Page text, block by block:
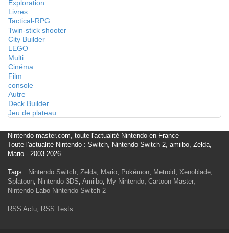
Exploration
Livres
Tactical-RPG
Twin-stick shooter
City Builder
LEGO
Multi
Cinéma
Film
console
Autre
Deck Builder
Jeu de plateau
Nintendo-master.com, toute l'actualité Nintendo en France
Toute l'actualité Nintendo : Switch, Nintendo Switch 2, amiibo, Zelda,
Mario - 2003-2026
Tags : Nintendo Switch, Zelda, Mario, Pokémon, Metroid, Xenoblade,
Splatoon, Nintendo 3DS, Amiibo, My Nintendo, Cartoon Master,
Nintendo Labo Nintendo Switch 2
RSS Actu, RSS Tests